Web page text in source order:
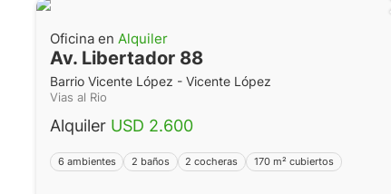
Oficina en Alquiler
Av. Libertador 88
Barrio Vicente López - Vicente López
Vias al Rio
Alquiler USD 2.600
6 ambientes 2 baños 2 cocheras 170 m² cubiertos